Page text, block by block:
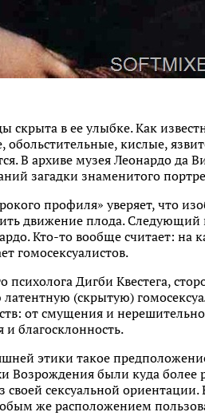
скрыта в ее улыбке. Как
кислые,
В архиве музея Леонардо
загадки знаменитого
профиля» уверяет, что
движение плода. Следующий
Кто-то вообще считает: на
гомосексуалистов.
Дигби Квестега,
латентную (скрытую)
от смущения и
благосклонность.
этики такое
Возрождения были куда
своей сексуальной
же расположением